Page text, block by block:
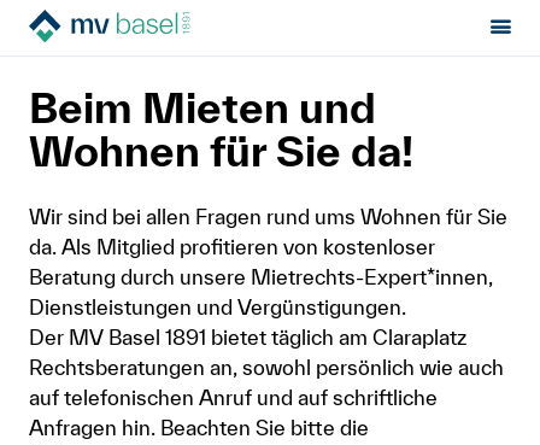
Mietrecht
Politik & Positionen
Über uns
Beim Mieten und
Wohnen für Sie da!
Wir sind bei allen Fragen rund ums Wohnen für Sie
da. Als Mitglied profitieren von kostenloser
Beratung durch unsere Mietrechts-Expert*innen,
Dienstleistungen und Vergünstigungen.
Der MV Basel 1891 bietet täglich am Claraplatz
Rechtsberatungen an, sowohl persönlich wie auch
auf telefonischen Anruf und auf schriftliche
Anfragen hin. Beachten Sie bitte die